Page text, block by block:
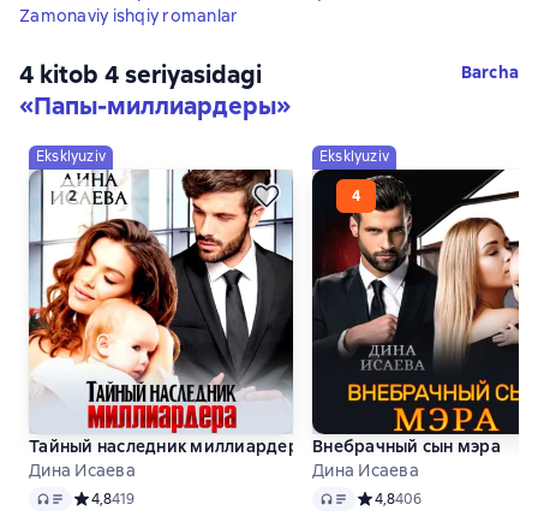
Zamonaviy ishqiy romanlar
4 kitob 4 seriyasidagi
«Папы-миллиардеры»
Barcha
Eksklyuziv
Тайный наследник миллиардера
Дина Исаева
Audio Средний рейтинг 4,8 на основе 419 оценок
4,8419
Eksklyuziv
Внебрачный сын мэра
Дина Исаева
Audio Средний рейтинг 4,8 на
4,8406